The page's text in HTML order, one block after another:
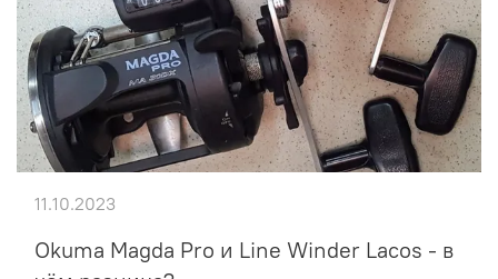
Okuma Magda Pro и Line Winder Lacos - в
11.10.2023